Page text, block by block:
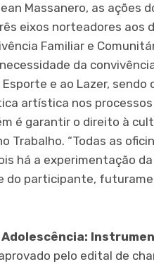
Massanero, as ações
eixos norteadores aos
Familiar e
da
e ao Lazer, sendo
artística nos
é garantir o direito à
Trabalho. “Todas as
há a experimentação
do participante,
pelo edital de